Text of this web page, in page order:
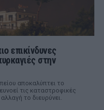
επικίνδυνες
στην
αποκαλύπτει το
τις καταστροφικές
το διευρύνει.